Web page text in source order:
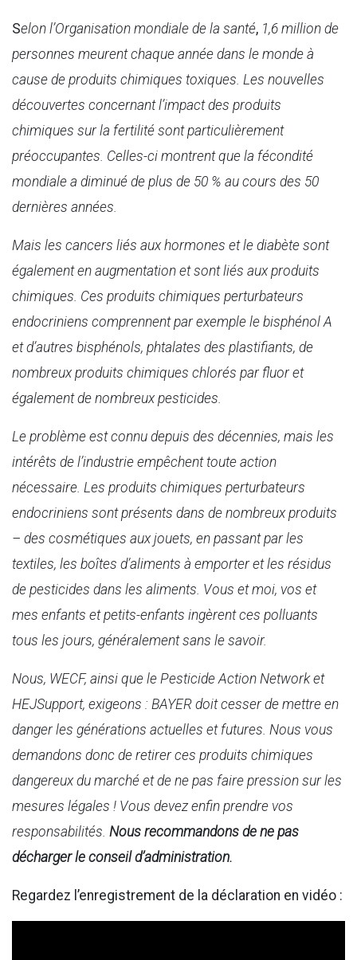
Selon l’Organisation mondiale de la santé, 1,6 million de
personnes meurent chaque année dans le monde à
cause de produits chimiques toxiques. Les nouvelles
découvertes concernant l’impact des produits
chimiques sur la fertilité sont particulièrement
préoccupantes. Celles-ci montrent que la fécondité
mondiale a diminué de plus de 50 % au cours des 50
dernières années.
Mais les cancers liés aux hormones et le diabète sont
également en augmentation et sont liés aux produits
chimiques. Ces produits chimiques perturbateurs
endocriniens comprennent par exemple le bisphénol A
et d’autres bisphénols, phtalates des plastifiants, de
nombreux produits chimiques chlorés par fluor et
également de nombreux pesticides.
Le problème est connu depuis des décennies, mais les
intérêts de l’industrie empêchent toute action
nécessaire. Les produits chimiques perturbateurs
endocriniens sont présents dans de nombreux produits
– des cosmétiques aux jouets, en passant par les
textiles, les boîtes d’aliments à emporter et les résidus
de pesticides dans les aliments. Vous et moi, vos et
mes enfants et petits-enfants ingèrent ces polluants
tous les jours, généralement sans le savoir.
Nous, WECF, ainsi que le Pesticide Action Network et
HEJSupport, exigeons : BAYER doit cesser de mettre en
danger les générations actuelles et futures. Nous vous
demandons donc de retirer ces produits chimiques
dangereux du marché et de ne pas faire pression sur les
mesures légales ! Vous devez enfin prendre vos
responsabilités. Nous recommandons de ne pas
décharger le conseil d’administration.
Regardez l’enregistrement de la déclaration en vidéo :